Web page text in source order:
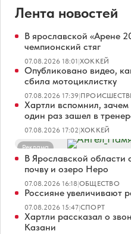
Лента новостей
В ярославской «Арене
чемпионский стяг
07.08.2026 18:01|ХОККЕЙ
Опубликовано видео,
сбила мотоциклистку
07.08.2026 17:39|
Хартли вспомнил,
один раз зашел в
07.08.2026 17:02|ХОККЕЙ
Реклама
В Ярославской области
почву и озеро Неро
07.08.2026 16:18|ОБЩЕСТВО
Россияне увеличивают
07.08.2026 15:47|СПОРТ
Хартли рассказал о
Казани